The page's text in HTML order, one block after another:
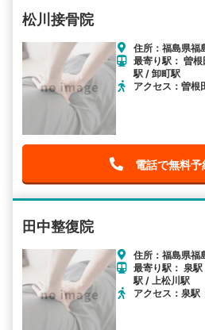
松川接骨院
住所：福島県
最寄り駅： 曽
駅 / 卸町駅
アクセス：曽根
電話で無料予
田中整復院
住所：福島県福
最寄り駅： 泉
駅 / 上松川駅
アクセス：泉駅